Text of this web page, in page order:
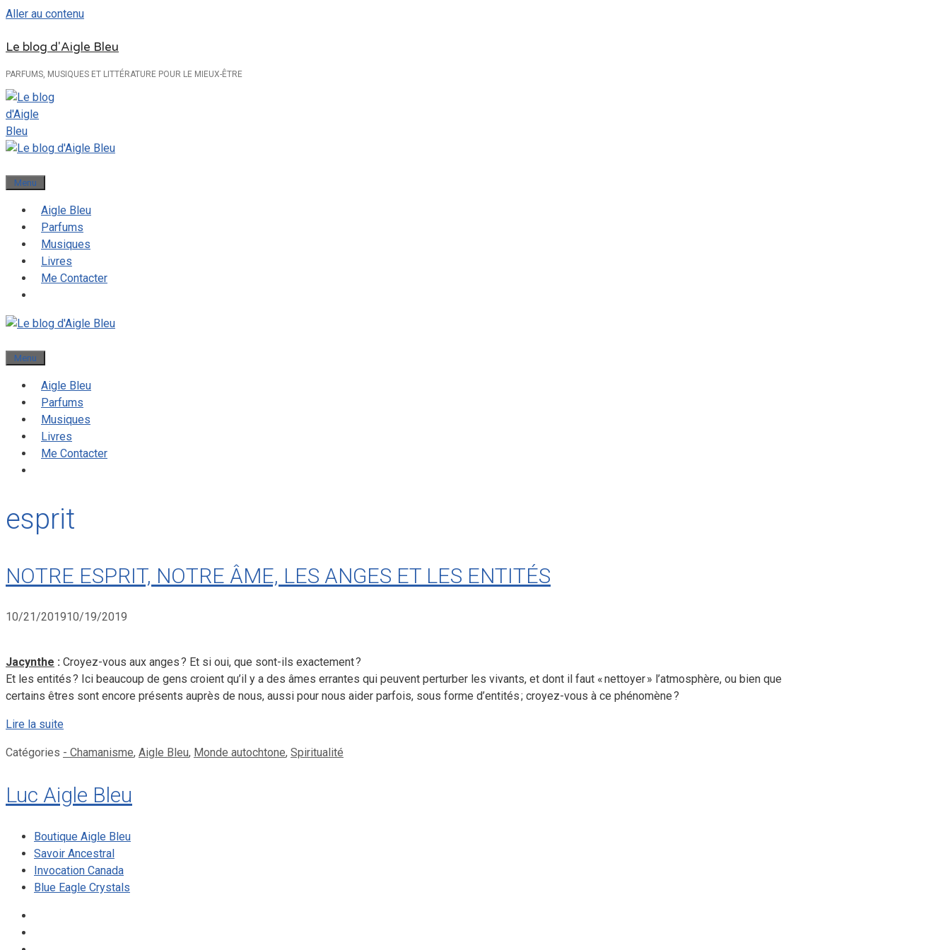
Aller au contenu
Le blog d'Aigle Bleu
PARFUMS, MUSIQUES ET LITTÉRATURE POUR LE MIEUX-ÊTRE
Menu
Aigle Bleu
Parfums
Musiques
Livres
Me Contacter
Menu
Aigle Bleu
Parfums
Musiques
Livres
Me Contacter
esprit
NOTRE ESPRIT, NOTRE ÂME, LES ANGES ET LES ENTITÉS
10/21/201910/19/2019
Jacynthe : Croyez-vous aux anges ? Et si oui, que sont-ils exactement ?
Et les entités ? Ici beaucoup de gens croient qu’il y a des âmes errantes qui peuvent perturber les vivants, et dont il faut « nettoyer » l’atmosphère, ou bien que
certains êtres sont encore présents auprès de nous, aussi pour nous aider parfois, sous forme d’entités ; croyez-vous à ce phénomène ?
Lire la suite
Catégories - Chamanisme, Aigle Bleu, Monde autochtone, Spiritualité
Luc Aigle Bleu
Boutique Aigle Bleu
Savoir Ancestral
Invocation Canada
Blue Eagle Crystals